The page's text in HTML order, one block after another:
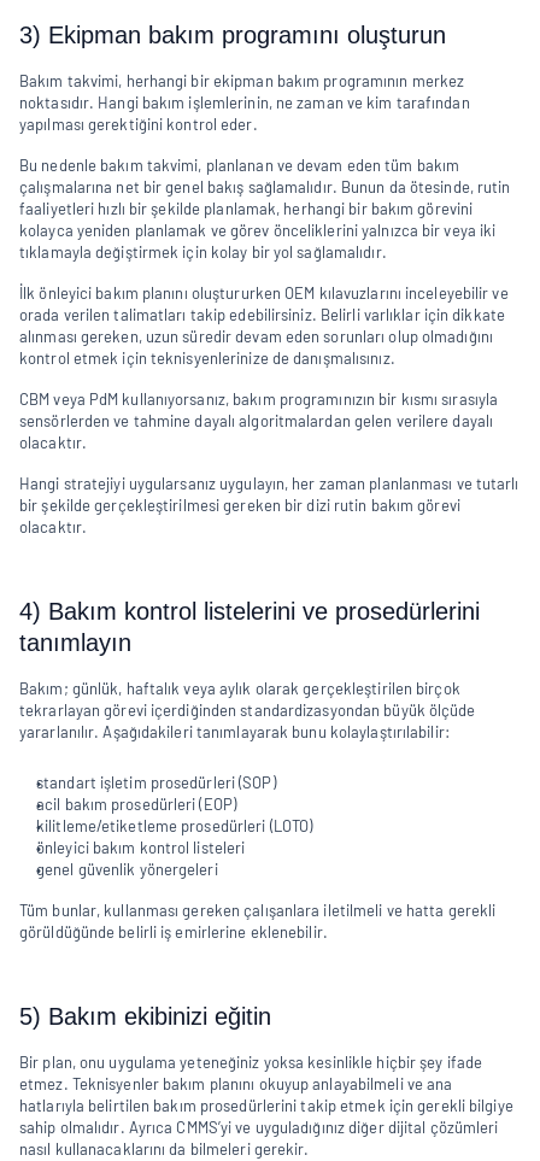
3) Ekipman bakım programını oluşturun
Bakım takvimi, herhangi bir ekipman bakım programının merkez
noktasıdır. Hangi bakım işlemlerinin, ne zaman ve kim tarafından
yapılması gerektiğini kontrol eder.
Bu nedenle bakım takvimi, planlanan ve devam eden tüm bakım
çalışmalarına net bir genel bakış sağlamalıdır. Bunun da ötesinde, rutin
faaliyetleri hızlı bir şekilde planlamak, herhangi bir bakım görevini
kolayca yeniden planlamak ve görev önceliklerini yalnızca bir veya iki
tıklamayla değiştirmek için kolay bir yol sağlamalıdır.
İlk önleyici bakım planını oluştururken OEM kılavuzlarını inceleyebilir ve
orada verilen talimatları takip edebilirsiniz. Belirli varlıklar için dikkate
alınması gereken, uzun süredir devam eden sorunları olup olmadığını
kontrol etmek için teknisyenlerinize de danışmalısınız.
CBM veya PdM kullanıyorsanız, bakım programınızın bir kısmı sırasıyla
sensörlerden ve tahmine dayalı algoritmalardan gelen verilere dayalı
olacaktır.
Hangi stratejiyi uygularsanız uygulayın, her zaman planlanması ve tutarlı
bir şekilde gerçekleştirilmesi gereken bir dizi rutin bakım görevi
olacaktır.
4) Bakım kontrol listelerini ve prosedürlerini
tanımlayın
Bakım; günlük, haftalık veya aylık olarak gerçekleştirilen birçok
tekrarlayan görevi içerdiğinden standardizasyondan büyük ölçüde
yararlanılır. Aşağıdakileri tanımlayarak bunu kolaylaştırılabilir:
standart işletim prosedürleri (SOP)
acil bakım prosedürleri (EOP)
kilitleme/etiketleme prosedürleri (LOTO)
önleyici bakım kontrol listeleri
genel güvenlik yönergeleri
Tüm bunlar, kullanması gereken çalışanlara iletilmeli ve hatta gerekli
görüldüğünde belirli iş emirlerine eklenebilir.
5) Bakım ekibinizi eğitin
Bir plan, onu uygulama yeteneğiniz yoksa kesinlikle hiçbir şey ifade
etmez. Teknisyenler bakım planını okuyup anlayabilmeli ve ana
hatlarıyla belirtilen bakım prosedürlerini takip etmek için gerekli bilgiye
sahip olmalıdır. Ayrıca CMMS’yi ve uyguladığınız diğer dijital çözümleri
nasıl kullanacaklarını da bilmeleri gerekir.